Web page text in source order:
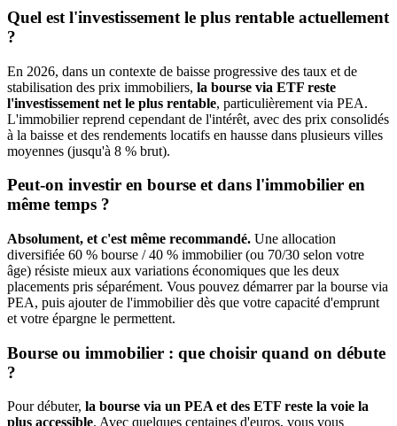
Quel est l'investissement le plus rentable actuellement
?
En 2026, dans un contexte de baisse progressive des taux et de
stabilisation des prix immobiliers, la bourse via ETF reste
l'investissement net le plus rentable, particulièrement via PEA.
L'immobilier reprend cependant de l'intérêt, avec des prix consolidés
à la baisse et des rendements locatifs en hausse dans plusieurs villes
moyennes (jusqu'à 8 % brut).
Peut-on investir en bourse et dans l'immobilier en
même temps ?
Absolument, et c'est même recommandé. Une allocation
diversifiée 60 % bourse / 40 % immobilier (ou 70/30 selon votre
âge) résiste mieux aux variations économiques que les deux
placements pris séparément. Vous pouvez démarrer par la bourse via
PEA, puis ajouter de l'immobilier dès que votre capacité d'emprunt
et votre épargne le permettent.
Bourse ou immobilier : que choisir quand on débute
?
Pour débuter, la bourse via un PEA et des ETF reste la voie la
plus accessible. Avec quelques centaines d'euros, vous vous